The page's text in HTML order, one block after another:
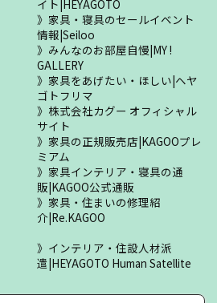
イト|HEYAGOTO
家具・寝具のセールイベント
情報|Seiloo
みんなのお部屋自慢|MY !
GALLERY
家具をあげたい・ほしい|ヘヤ
ゴトフリマ
株式会社カグー オフィシャル
サイト
家具の正規販売店|KAGOOプレ
ミアム
家具インテリア・寝具の通
販|KAGOO公式通販
家具・住まいの修理紹
介|Re.KAGOO
インテリア・住設人材派
遣|HEYAGOTO Human Satellite